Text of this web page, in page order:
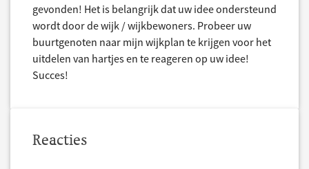
gevonden! Het is belangrijk dat uw idee ondersteund
wordt door de wijk / wijkbewoners. Probeer uw
buurtgenoten naar mijn wijkplan te krijgen voor het
uitdelen van hartjes en te reageren op uw idee!
Succes!
Reacties